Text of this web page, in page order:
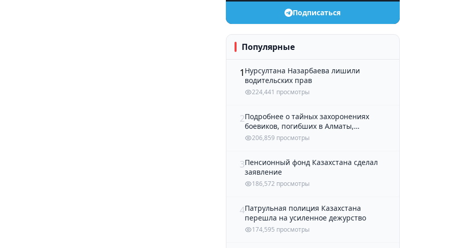
Подписаться
Популярные
1 Нурсултана Назарбаева лишили
водительских прав
224,441 просмотры
2Подробнее о тайных захоронениях
боевиков, погибших в Алматы,
рассказали в полиции
206,859 просмотры
3Пенсионный фонд Казахстана сделал
заявление
186,572 просмотры
4Патрульная полиция Казахстана
перешла на усиленное дежурство
174,595 просмотры